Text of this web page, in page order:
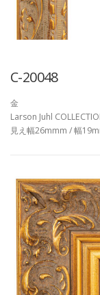
C-20048
金
Larson Juhl
見え幅26mmm / 幅